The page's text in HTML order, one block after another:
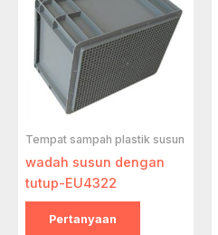
Tempat sampah plastik susun
wadah susun dengan
tutup-EU4322
Pertanyaan